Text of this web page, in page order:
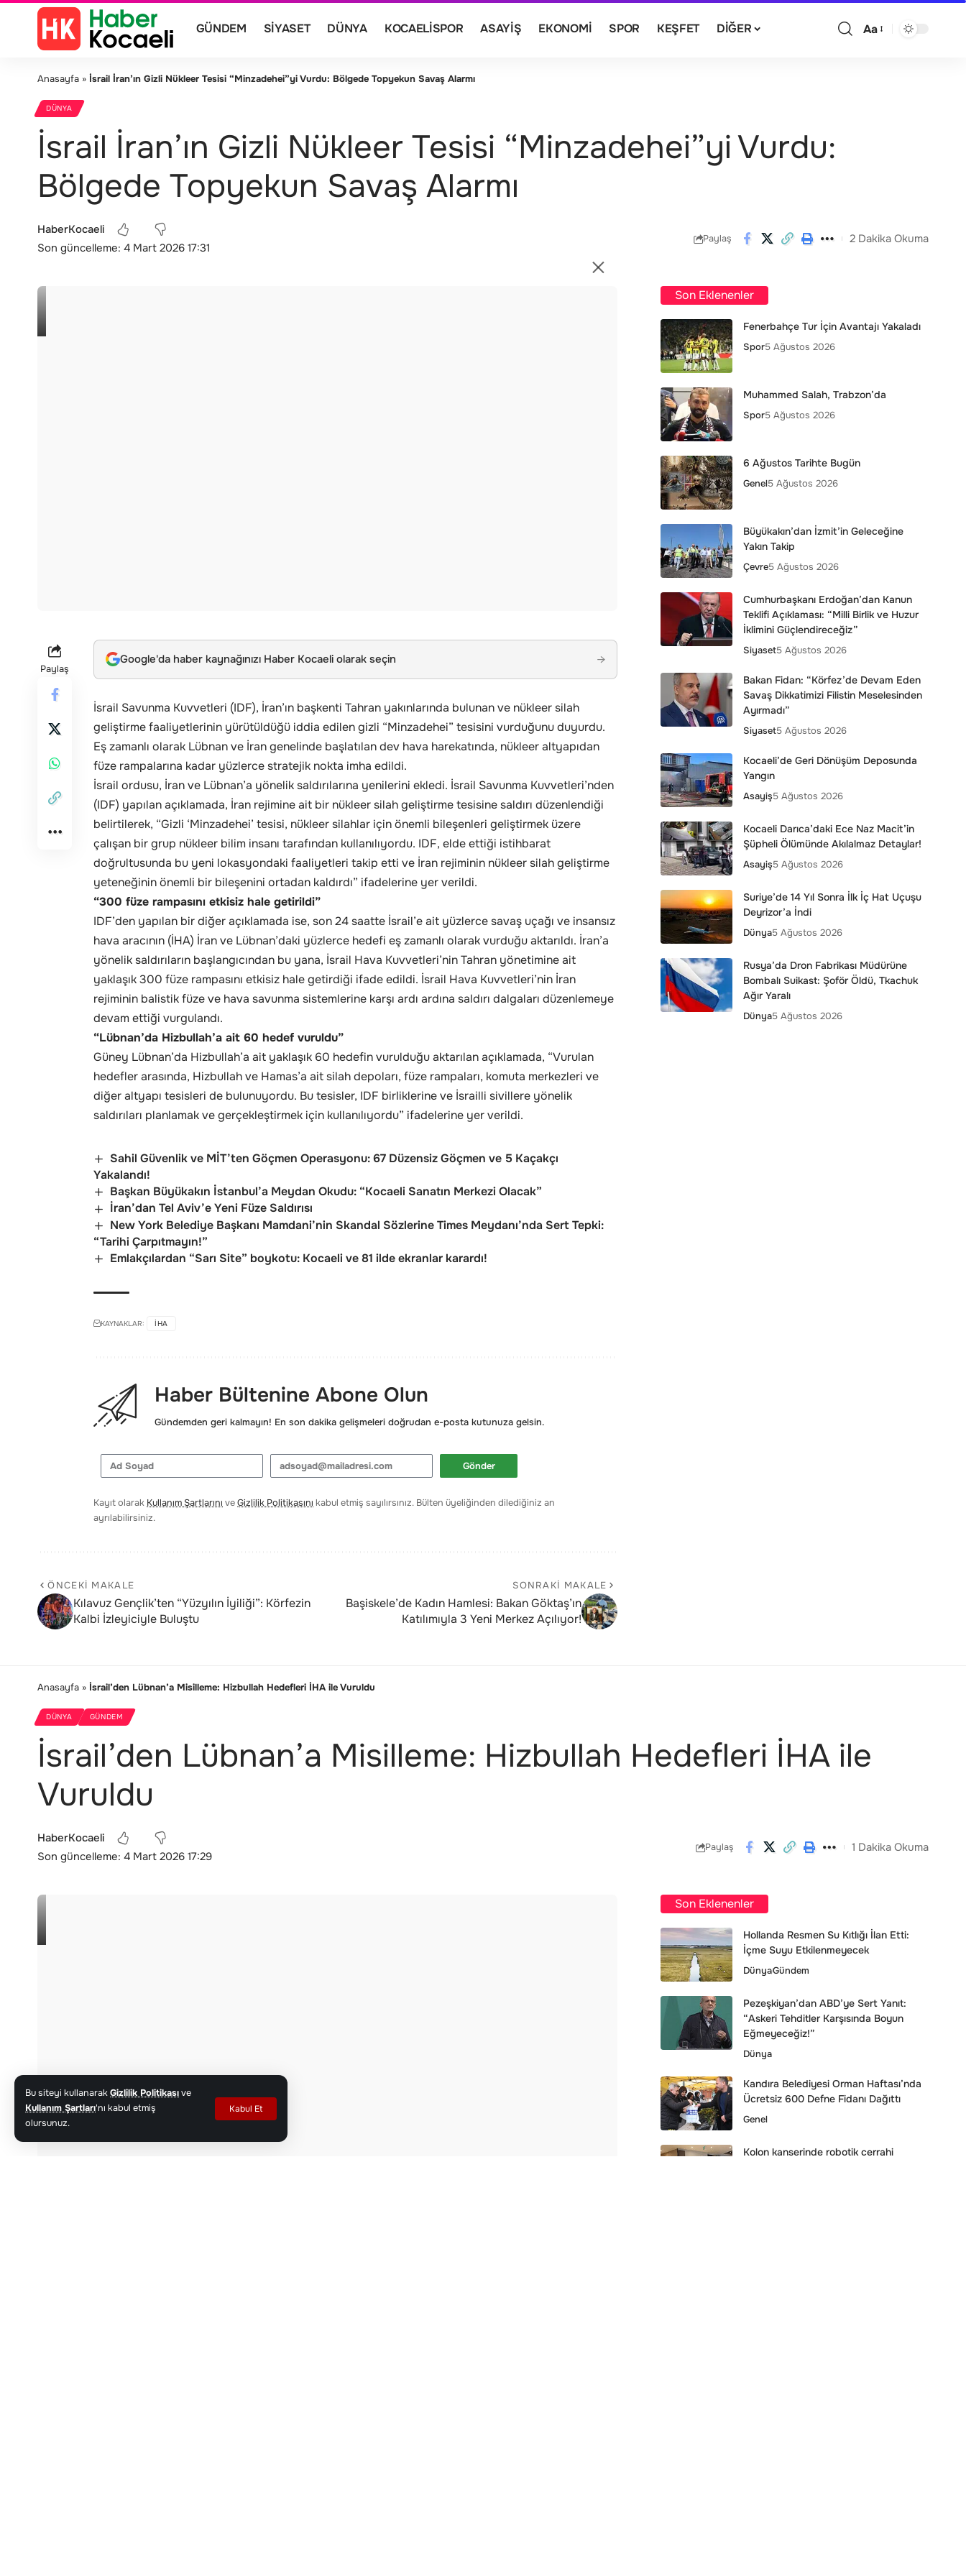
Bu siteyi kullanarakGizlilik Politikasıve
Kullanım Şartları'nı kabul etmiş
olursunuz.
Kabul Et
GÜNDEM SIYASET DÜNYA KOCAELISPOR ASAYIŞ EKONOMI SPOR KEŞFET DIĞER Aa
Anasayfa » İsrail İran’ın Gizli Nükleer Tesisi “Minzadehei”yi Vurdu: Bölgede Topyekun Savaş Alarmı
DÜNYA
İsrail İran’ın Gizli Nükleer Tesisi “Minzadehei”yi Vurdu:
Bölgede Topyekun Savaş Alarmı
Son güncelleme: 4 Mart 2026 17:31
HaberKocaeli
Paylaş 2 Dakika Okuma
Paylaş
Google'da haber kaynağınızı Haber Kocaeli olarak seçin →
İsrail Savunma Kuvvetleri (IDF), İran’ın başkenti Tahran yakınlarında bulunan ve nükleer silah
geliştirme faaliyetlerinin yürütüldüğü iddia edilen gizli “Minzadehei” tesisini vurduğunu duyurdu.
Eş zamanlı olarak Lübnan ve İran genelinde başlatılan dev hava harekatında, nükleer altyapıdan
füze rampalarına kadar yüzlerce stratejik nokta imha edildi.
İsrail ordusu, İran ve Lübnan’a yönelik saldırılarına yenilerini ekledi. İsrail Savunma Kuvvetleri’nden
(IDF) yapılan açıklamada, İran rejimine ait bir nükleer silah geliştirme tesisine saldırı düzenlendiği
belirtilerek, “Gizli ‘Minzadehei’ tesisi, nükleer silahlar için önemli bileşenleri geliştirmek üzere
çalışan bir grup nükleer bilim insanı tarafından kullanılıyordu. IDF, elde ettiği istihbarat
doğrultusunda bu yeni lokasyondaki faaliyetleri takip etti ve İran rejiminin nükleer silah geliştirme
yeteneğinin önemli bir bileşenini ortadan kaldırdı” ifadelerine yer verildi.
“300 füze rampasını etkisiz hale getirildi”
IDF’den yapılan bir diğer açıklamada ise, son 24 saatte İsrail’e ait yüzlerce savaş uçağı ve insansız
hava aracının (İHA) İran ve Lübnan’daki yüzlerce hedefi eş zamanlı olarak vurduğu aktarıldı. İran’a
yönelik saldırıların başlangıcından bu yana, İsrail Hava Kuvvetleri’nin Tahran yönetimine ait
yaklaşık 300 füze rampasını etkisiz hale getirdiği ifade edildi. İsrail Hava Kuvvetleri’nin İran
rejiminin balistik füze ve hava savunma sistemlerine karşı ardı ardına saldırı dalgaları düzenlemeye
devam ettiği vurgulandı.
“Lübnan’da Hizbullah’a ait 60 hedef vuruldu”
Güney Lübnan’da Hizbullah’a ait yaklaşık 60 hedefin vurulduğu aktarılan açıklamada, “Vurulan
hedefler arasında, Hizbullah ve Hamas’a ait silah depoları, füze rampaları, komuta merkezleri ve
diğer altyapı tesisleri de bulunuyordu. Bu tesisler, IDF birliklerine ve İsrailli sivillere yönelik
saldırıları planlamak ve gerçekleştirmek için kullanılıyordu” ifadelerine yer verildi.
Sahil Güvenlik ve MİT’ten Göçmen Operasyonu: 67 Düzensiz Göçmen ve 5 Kaçakçı
Yakalandı!
Başkan Büyükakın İstanbul’a Meydan Okudu: “Kocaeli Sanatın Merkezi Olacak”
İran’dan Tel Aviv’e Yeni Füze Saldırısı
New York Belediye Başkanı Mamdani’nin Skandal Sözlerine Times Meydanı’nda Sert Tepki:
“Tarihi Çarpıtmayın!”
Emlakçılardan “Sarı Site” boykotu: Kocaeli ve 81 ilde ekranlar karardı!
KAYNAKLAR: IHA
Haber Bültenine Abone Olun
Gündemden geri kalmayın! En son dakika gelişmeleri doğrudan e-posta kutunuza gelsin.
Gönder
Kayıt olarak Kullanım Şartlarını veGizlilik Politikasını kabul etmiş sayılırsınız. Bülten üyeliğinden dilediğiniz an
ayrılabilirsiniz.
ÖNCEKI MAKALE
Kılavuz Gençlik’ten “Yüzyılın İyiliği”: Körfezin
Kalbi İzleyiciyle Buluştu
SONRAKI MAKALE
Başiskele’de Kadın Hamlesi: Bakan Göktaş’ın
Katılımıyla 3 Yeni Merkez Açılıyor!
Son Eklenenler
Fenerbahçe Tur İçin Avantajı Yakaladı
Spor5 Ağustos 2026
Muhammed Salah, Trabzon’da
Spor5 Ağustos 2026
6 Ağustos Tarihte Bugün
Genel5 Ağustos 2026
Büyükakın’dan İzmit’in Geleceğine
Yakın Takip
Çevre5 Ağustos 2026
Cumhurbaşkanı Erdoğan’dan Kanun
Teklifi Açıklaması: “Milli Birlik ve Huzur
İklimini Güçlendireceğiz”
Siyaset5 Ağustos 2026
Bakan Fidan: “Körfez’de Devam Eden
Savaş Dikkatimizi Filistin Meselesinden
Ayırmadı”
Siyaset5 Ağustos 2026
Kocaeli’de Geri Dönüşüm Deposunda
Yangın
Asayiş5 Ağustos 2026
Kocaeli Darıca’daki Ece Naz Macit’in
Şüpheli Ölümünde Akılalmaz Detaylar!
Asayiş5 Ağustos 2026
Suriye’de 14 Yıl Sonra İlk İç Hat Uçuşu
Deyrizor’a İndi
Dünya5 Ağustos 2026
Rusya’da Dron Fabrikası Müdürüne
Bombalı Suikast: Şoför Öldü, Tkachuk
Ağır Yaralı
Dünya5 Ağustos 2026
Anasayfa » İsrail’den Lübnan’a Misilleme: Hizbullah Hedefleri İHA ile Vuruldu
DÜNYA GÜNDEM
İsrail’den Lübnan’a Misilleme: Hizbullah Hedefleri İHA ile
Vuruldu
Son güncelleme: 4 Mart 2026 17:29
HaberKocaeli
Paylaş 1 Dakika Okuma
Son Eklenenler
Hollanda Resmen Su Kıtlığı İlan Etti:
İçme Suyu Etkilenmeyecek
DünyaGündem
Pezeşkiyan’dan ABD’ye Sert Yanıt:
“Askeri Tehditler Karşısında Boyun
Eğmeyeceğiz!”
Dünya
Kandıra Belediyesi Orman Haftası’nda
Ücretsiz 600 Defne Fidanı Dağıttı
Genel
Kolon kanserinde robotik cerrahi